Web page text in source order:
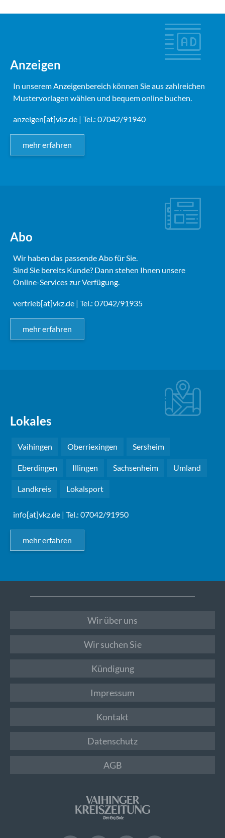
Anzeigen
In unserem Anzeigenbereich können Sie aus zahlreichen
Mustervorlagen wählen und bequem online buchen.
anzeigen[at]vkz.de | Tel.: 07042/91940
mehr erfahren
Abo
Wir haben das passende Abo für Sie.
Sind Sie bereits Kunde? Dann stehen Ihnen unsere
Online-Services zur Verfügung.
vertrieb[at]vkz.de | Tel.: 07042/91935
mehr erfahren
Lokales
Vaihingen Oberriexingen Sersheim
Eberdingen Illingen Sachsenheim Umland
Landkreis Lokalsport
info[at]vkz.de | Tel.: 07042/91950
mehr erfahren
Wir über uns
Wir suchen Sie
Kündigung
Impressum
Kontakt
Datenschutz
AGB